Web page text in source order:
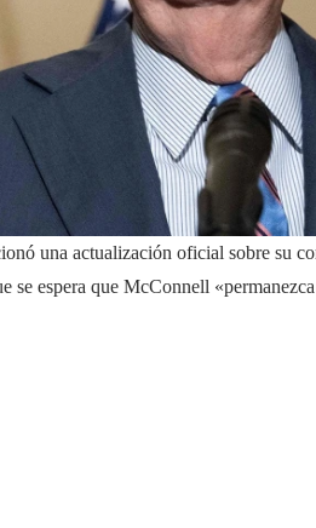
una actualización oficial sobre su
espera que McConnell